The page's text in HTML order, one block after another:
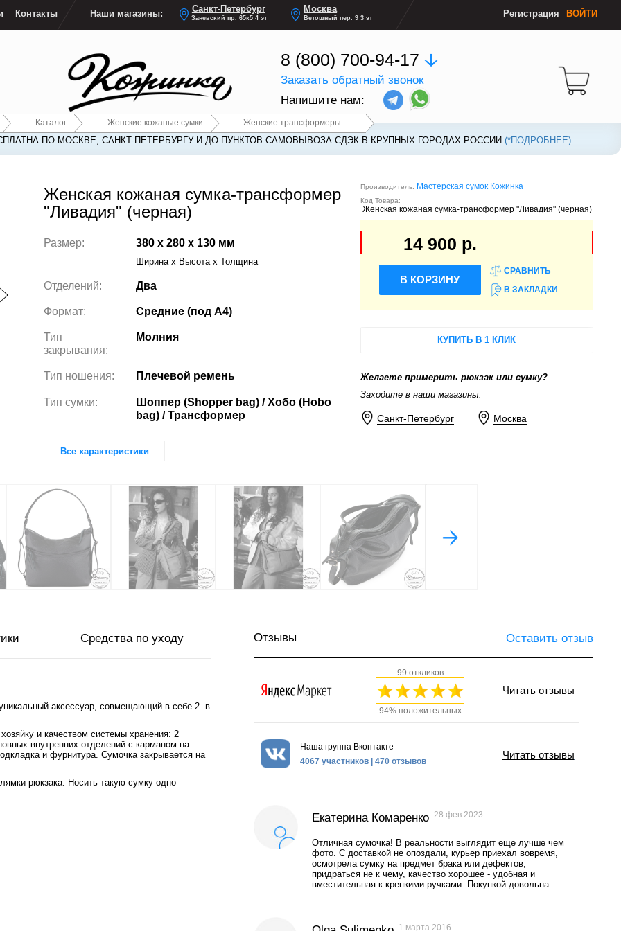
Контакты Наши магазины: Санкт-Петербург
Заневский пр. 65к5 4 эт
Москва
Ветошный пер. 9 3 эт Регистрация ВОЙТИ
8 (800) 700-94-17
Заказать обратный звонок
Напишите нам:
Каталог Женские кожаные сумки Женские трансформеры
ПО МОСКВЕ, САНКТ-ПЕТЕРБУРГУ И ДО ПУНКТОВ САМОВЫВОЗА СДЭК В КРУПНЫХ ГОРОДАХ РОССИИ (*ПОДРОБНЕЕ)
ПО МОСКВЕ, САНКТ-ПЕТЕРБУРГУ И ДО ПУНКТОВ САМОВЫВОЗА СДЭК В КРУПНЫХ ГОРОДАХ РОССИИ (*ПОДРОБНЕЕ)
Женская кожаная сумка-трансформер
"Ливадия" (черная)
Размер: 380 x 280 x 130 мм
Ширина x Высота x Толщина
Отделений: Два
Формат: Средние (под А4)
Тип
закрывания:
Молния
Тип ношения: Плечевой ремень
Тип сумки:
Шоппер (Shopper bag) / Хобо (Hobo
bag) / Трансформер
Все характеристики
Производитель: Мастерская сумок Кожинка
Код Товара:
Женская кожаная сумка-трансформер "Ливадия" (черная)
14 900 р.
В КОРЗИНУ
СРАВНИТЬ
В ЗАКЛАДКИ
КУПИТЬ В 1 КЛИК
Желаете примерить рюкзак или сумку?
Заходите в наши магазины:
Санкт-Петербург Москва
Средства по уходу
аксессуар, совмещающий в себе 2 в
и качеством системы хранения: 2
внутренних отделений с карманом на
и фурнитура. Сумочка закрывается на
рюкзака. Носить такую сумку одно
Отзывы Оставить отзыв
99 откликов
94% положительных
Читать отзывы
Наша группа Вконтакте
4067 участников | 470 отзывов
Читать отзывы
Екатерина Комаренко 28 фев 2023
Отличная сумочка! В реальности выглядит еще лучше чем
фото. С доставкой не опоздали, курьер приехал вовремя,
осмотрела сумку на предмет брака или дефектов,
придраться не к чему, качество хорошее - удобная и
вместительная к крепкими ручками. Покупкой довольна.
1 марта 2016